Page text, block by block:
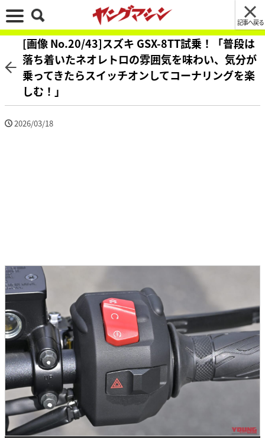
記事へ戻る
[画像 No.20/43]スズキ GSX-8TT試乗！「普段は
落ち着いたネオレトロの雰囲気を味わい、気分が
乗ってきたらスイッチオンしてコーナリングを楽
しむ！」
2026/03/18